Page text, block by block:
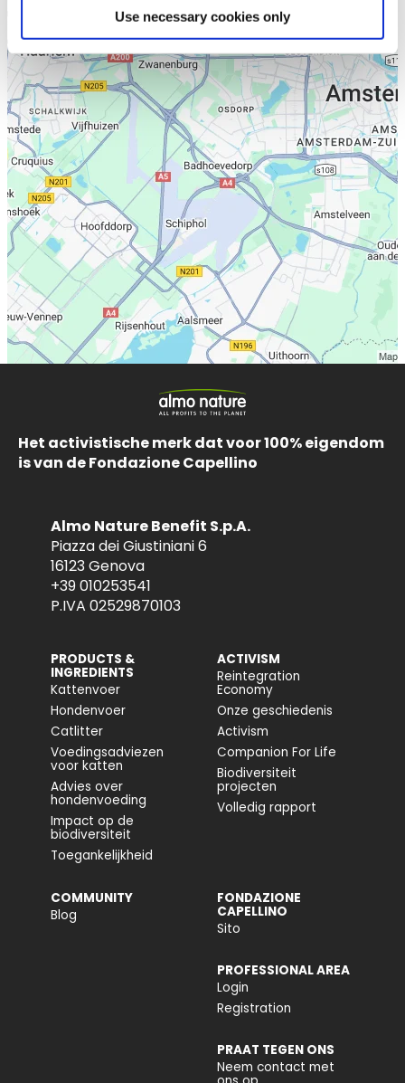
Use necessary cookies only
Het activistische merk dat voor 100% eigendom
is van de Fondazione Capellino
Almo Nature Benefit S.p.A.
Piazza dei Giustiniani 6
16123 Genova
+39 010253541
P.IVA 02529870103
PRODUCTS &
INGREDIENTS
Kattenvoer
Hondenvoer
Catlitter
Voedingsadviezen
voor katten
Advies over
hondenvoeding
Impact op de
biodiversiteit
Toegankelijkheid
ACTIVISM
Reintegration
Economy
Onze geschiedenis
Activism
Companion For Life
Biodiversiteit
projecten
Volledig rapport
COMMUNITY
Blog
FONDAZIONE
CAPELLINO
Sito
PROFESSIONAL AREA
Login
Registration
PRAAT TEGEN ONS
Neem contact met